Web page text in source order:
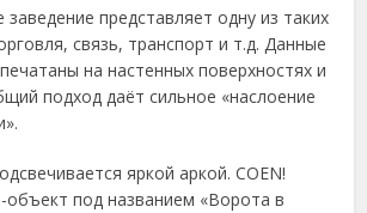
представляет одну из таких
связь, транспорт и т.д. Данные
на настенных поверхностях и
подход даёт сильное «наслоение
яркой аркой. COEN!
объект под названием «Ворота в